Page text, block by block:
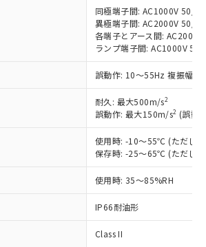
同極端子間: AC1000V 50/
異極端子間: AC2000V 50/
各端子とアース間:
ランプ端子間: AC1000V
誤動作: 10～55Hz 複振幅
耐久: 最大500m/s2
誤動作: 最大150m/s2 (誤動
使用時: -10～55℃ (ただし
保存時: -25～65℃ (ただし
使用時: 35～85%RH
IP66耐油形
Class II
をお読みいただき、同意のうえ
ービスは、当社制御機器事業取扱
の当社在庫状況および標準価格
)を提供させていただくもので
制御機器事業取扱商品の中には、
ービスの対象外となる商品もある
状況および標準価格照会結果は、
している更新日時点での社内デー
基づき作成されるものであり、閲
れた時点での実際の在庫および標
格とは異なる場合があることをご
ださい。
し：EU RoHS指令（10物質）の
対応の商品で、対応品を出す予
中：EU RoHS指令（10物質）の
応状況を調査中または確認中の
ライセンス料など無形物で、有
と関係のない商品です。
事情により、非含有部品として
含有品と判明した場合などや
更することがあります。
以下、
1000ppm以下、ポリ臭化ビフェニル
以下、ポリ臭化ジフェニルエーテル類
以下、フタル酸ビス(2-エチルヘキシ
大均質材料含有率が中国RoHSの
であることを示します。
大均質材料含有率が中国RoHSの
ていることを示します。
確認です。当社販売部門へお問
、 Hg(水銀) : 1000ppm、 Cd(カドミウ
ム) : 1000ppm、 PBBs(ポリ臭化ビフェ
は、これら貴社製品のうち、外国
および外国貿易法に定める商品
下｢規制貨物等」という）を輸出
は国外への提供する場合は、日本
府の輸出許可(または役務取引許
取得するなどの必要な手続きを
す。